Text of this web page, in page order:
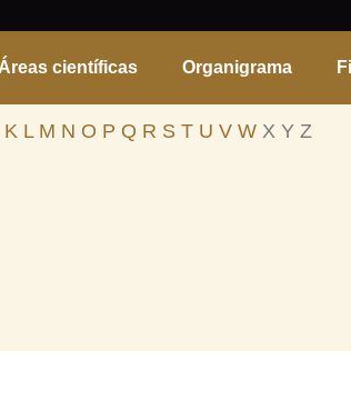
Áreas científicas Organigrama
K L M N O P Q R S T U V W X Y Z